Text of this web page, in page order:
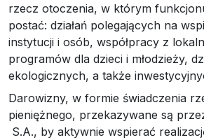
rzecz otoczenia, w którym
postać: działań polegających na
instytucji i osób, współpracy z
programów dla dzieci i młodzieży,
ekologicznych, a także
Darowizny, w formie świadczenia
pieniężnego, przekazywane są
S.A., by aktywnie wspierać